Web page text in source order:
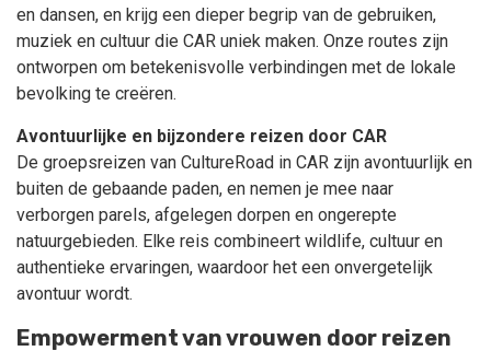
en dansen, en krijg een dieper begrip van de gebruiken,
muziek en cultuur die CAR uniek maken. Onze routes zijn
ontworpen om betekenisvolle verbindingen met de lokale
bevolking te creëren.
Avontuurlijke en bijzondere reizen door CAR
De groepsreizen van CultureRoad in CAR zijn avontuurlijk en
buiten de gebaande paden, en nemen je mee naar
verborgen parels, afgelegen dorpen en ongerepte
natuurgebieden. Elke reis combineert wildlife, cultuur en
authentieke ervaringen, waardoor het een onvergetelijk
avontuur wordt.
Empowerment van vrouwen door reizen